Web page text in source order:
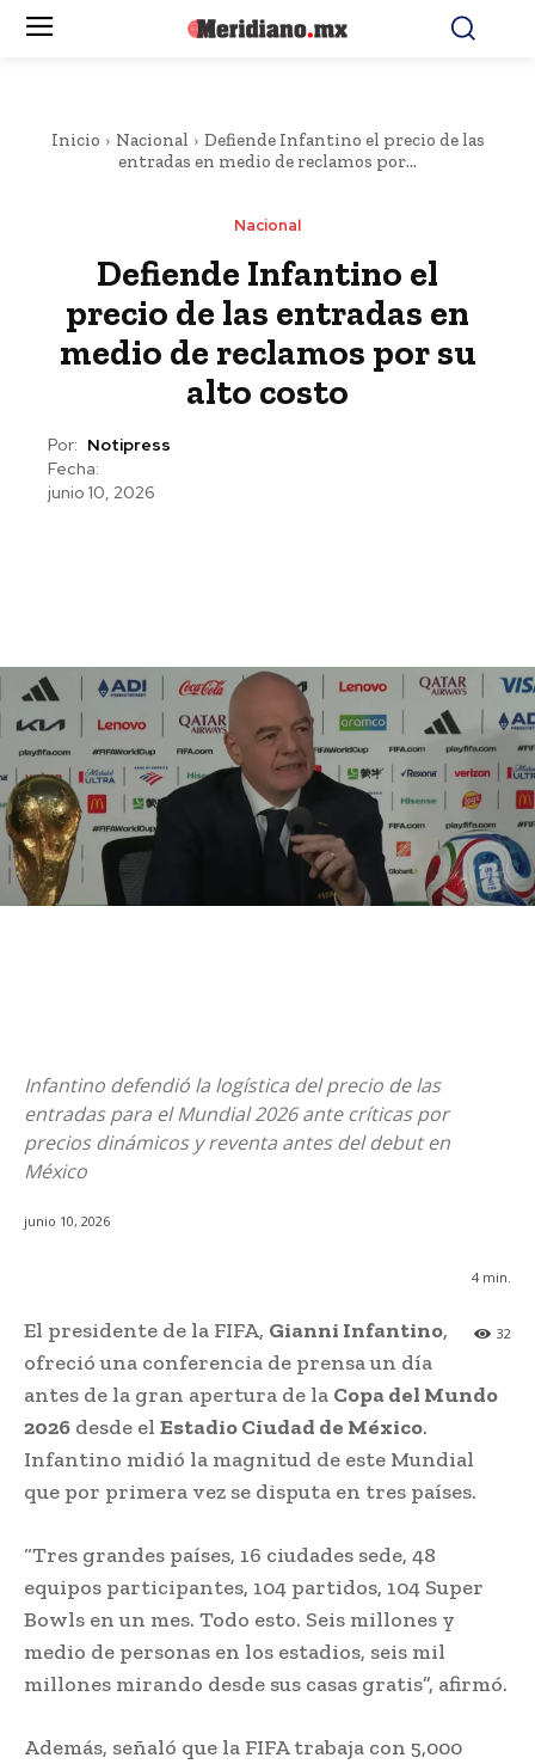
Inicio Nacional
Defiende Infantino el precio de las
entradas en medio de reclamos por...
Nacional
Defiende Infantino el
precio de las entradas en
medio de reclamos por su
alto costo
Por: Notipress
Fecha:
junio 10, 2026
Infantino defendió la logística del precio de las
entradas para el Mundial 2026 ante críticas por
precios dinámicos y reventa antes del debut en
México
junio 10, 2026
4 min.
32
El presidente de la FIFA, Gianni Infantino,
ofreció una conferencia de prensa un día
antes de la gran apertura de la Copa del Mundo
2026 desde el Estadio Ciudad de México.
Infantino midió la magnitud de este Mundial
que por primera vez se disputa en tres países.
“Tres grandes países, 16 ciudades sede, 48
equipos participantes, 104 partidos, 104 Super
Bowls en un mes. Todo esto. Seis millones y
medio de personas en los estadios, seis mil
millones mirando desde sus casas gratis”, afirmó.
Además, señaló que la FIFA trabaja con 5,000